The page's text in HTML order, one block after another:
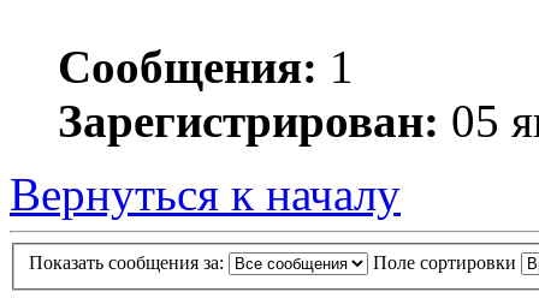
Сообщения: 1
Зарегистрирован: 05
Вернуться к началу
Показать сообщения за: Поле сортировки